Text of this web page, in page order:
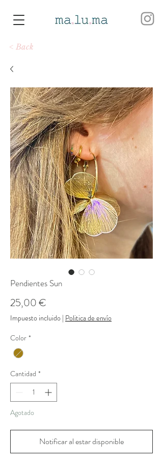
< Back
Pendientes Sun
25,00 €
Impuesto incluido | Politica de envío
Color *
Cantidad *
Agotado
Notificar al estar disponible